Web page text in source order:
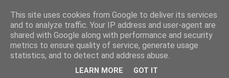
This site uses cookies from Google to deliver its services
and to analyze traffic. Your IP address and user-agent are
shared with Google along with performance and security
metrics to ensure quality of service, generate usage
statistics, and to detect and address abuse.
LEARN MORE GOT IT